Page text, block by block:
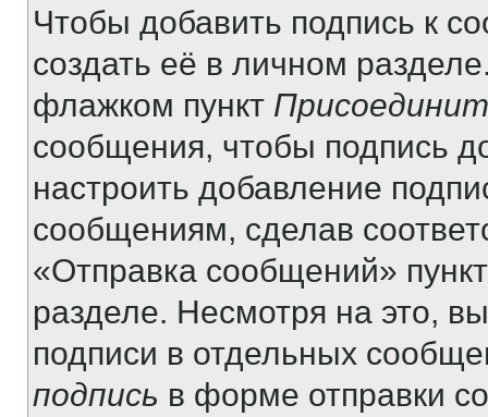
Чтобы добавить подпись к
создать её в личном
флажком пункт
сообщения, чтобы подпись
настроить добавление
сообщениям, сделав
«Отправка сообщений»
разделе. Несмотря на это,
подписи в отдельных
подпись в форме отправки